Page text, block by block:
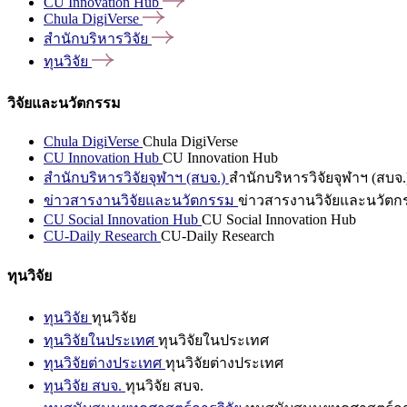
Chula DigiVerse
สำนักบริหารวิจัย
ทุนวิจัย
วิจัยและนวัตกรรม
Chula DigiVerse Chula DigiVerse
CU Innovation Hub CU Innovation Hub
สำนักบริหารวิจัยจุฬาฯ (สบจ.) สำนักบริหารวิจัยจุฬาฯ (สบจ
ข่าวสารงานวิจัยและนวัตกรรม ข่าวสารงานวิจัยและนวัตก
CU Social Innovation Hub CU Social Innovation Hub
CU-Daily Research CU-Daily Research
ทุนวิจัย
ทุนวิจัย ทุนวิจัย
ทุนวิจัยในประเทศ ทุนวิจัยในประเทศ
ทุนวิจัยต่างประเทศ ทุนวิจัยต่างประเทศ
ทุนวิจัย สบจ. ทุนวิจัย สบจ.